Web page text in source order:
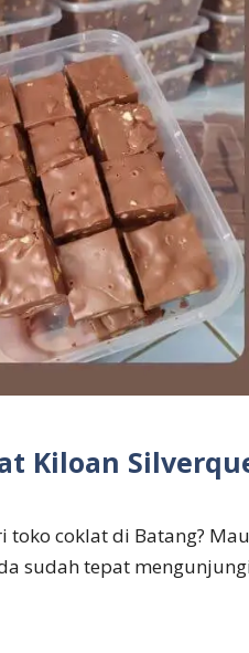
Kiloan
toko coklat di Batang?
sudah tepat